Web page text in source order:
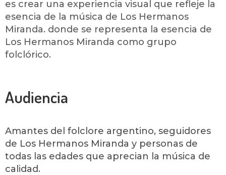
es crear una experiencia visual que refleje la
esencia de la música de Los Hermanos
Miranda. donde se representa la esencia de
Los Hermanos Miranda como grupo
folclórico.
Audiencia
Amantes del folclore argentino, seguidores
de Los Hermanos Miranda y personas de
todas las edades que aprecian la música de
calidad.